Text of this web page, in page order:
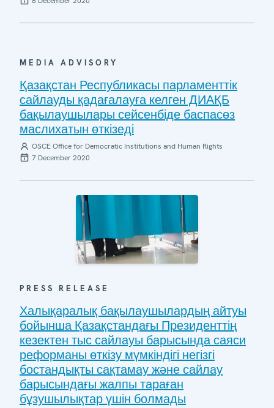
MEDIA ADVISORY
Қазақстан Республикасы парламенттік
сайлауды қадағалауға келген ДИАҚБ
бақылаушылары сейсенбіде баспасөз
маслихатын өткізеді
OSCE Office for Democratic Institutions and Human Rights
7 December 2020
PRESS RELEASE
Халықаралық бақылаушылардың айтуы
бойынша Қазақстандағы Президенттің
кезектен тыс сайлауы барысында саяси
реформаны өткізу мүмкіндігі негізгі
бостандықты сақтамау және сайлау
барысындағы жалпы тараған
бұзушылықтар үшін болмады